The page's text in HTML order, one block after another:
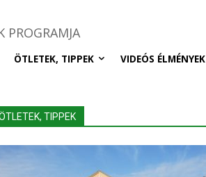
ÖTLETEK, TIPPEK VIDEÓS ÉLMÉNYEK
TIPPEK